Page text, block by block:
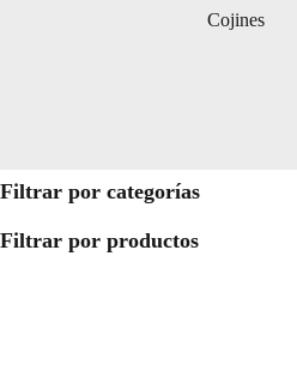
Cojines
Filtrar por categorías
Filtrar por productos